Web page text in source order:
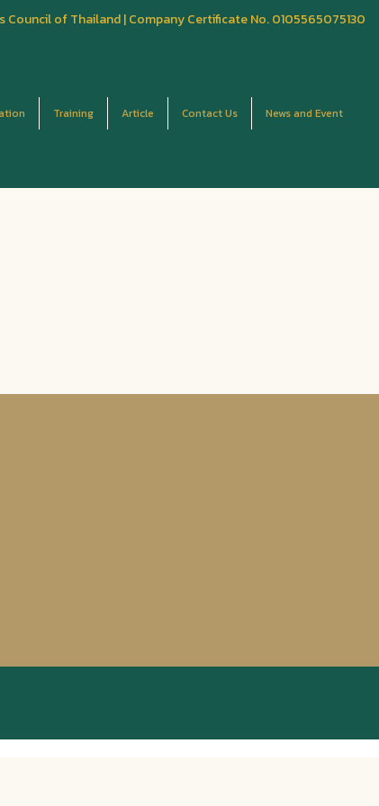
of Thailand | Company Certificate No. 0105565075130
Training Article Contact Us News and Event